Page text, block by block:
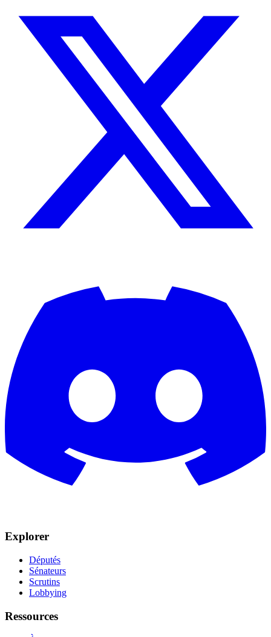
Explorer
Députés
Sénateurs
Scrutins
Lobbying
Ressources